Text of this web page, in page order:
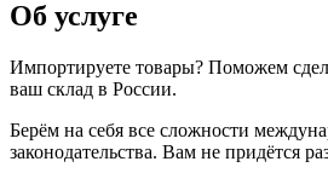
Об услуге
Импортируете товары? Поможем
ваш склад в России.
Берём на себя все сложности
законодательства. Вам не придётся